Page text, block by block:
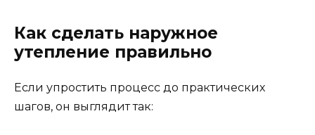
Как сделать наружное
утепление правильно
Если упростить процесс до практических
шагов, он выглядит так: